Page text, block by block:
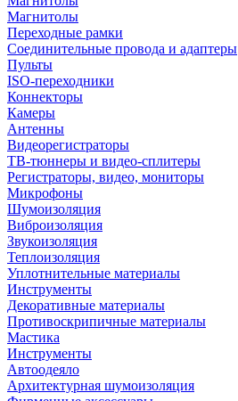
Магнитолы
Переходные рамки
Соединительные провода и адаптеры
Пульты
ISO-переходники
Коннекторы
Камеры
Антенны
Видеорегистраторы
ТВ-тюннеры и видео-сплитеры
Регистраторы, видео, мониторы
Микрофоны
Шумоизоляция
Виброизоляция
Звукоизоляция
Теплоизоляция
Уплотнительные материалы
Инструменты
Декоративные материалы
Противоскрипичные материалы
Мастика
Инструменты
Автоодеяло
Архитектурная шумоизоляция